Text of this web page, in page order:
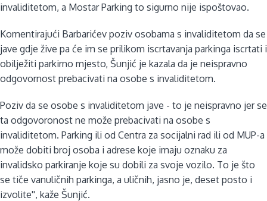
invaliditetom, a Mostar Parking to sigurno nije ispoštovao.
Komentirajući Barbarićev poziv osobama s invaliditetom da se
jave gdje žive pa će im se prilikom iscrtavanja parkinga iscrtati i
obilježiti parkirno mjesto, Šunjić je kazala da je neispravno
odgovornost prebacivati na osobe s invaliditetom.
Poziv da se osobe s invaliditetom jave - to je neispravno jer se
ta odgovoronost ne može prebacivati na osobe s
invaliditetom. Parking ili od Centra za socijalni rad ili od MUP-a
može dobiti broj osoba i adrese koje imaju oznaku za
invalidsko parkiranje koje su dobili za svoje vozilo. To je što
se tiče vanuličnih parkinga, a uličnih, jasno je, deset posto i
izvolite'', kaže Šunjić.